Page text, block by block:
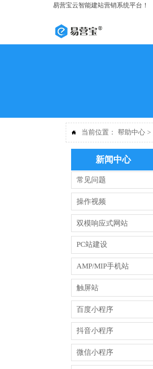
易营宝云智能建站营销系统平台！
 当前位置：帮助中心 >
新闻中心
常见问题
操作视频
双模响应式网站
PC站建设
AMP/MIP手机站
触屏站
百度小程序
抖音小程序
微信小程序